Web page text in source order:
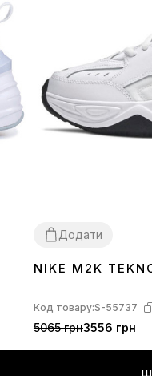
Додати
3637 38 3940414243
NIKE M2K
Код товару:S-55737
5065 грн3556 грн